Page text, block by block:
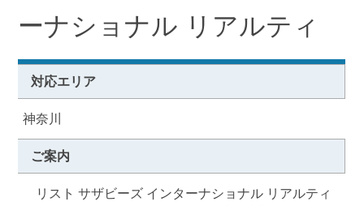
ーナショナル リアルティ
対応エリア
神奈川
ご案内
リスト サザビーズ インターナショナル リアルティ